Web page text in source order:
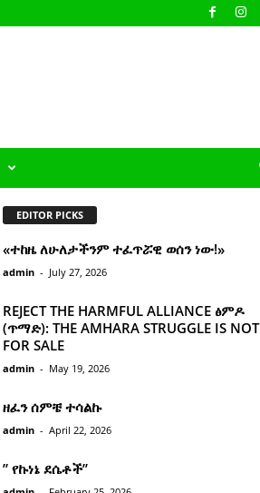
EDITOR PICKS
«ተከዜ ለሁለታችንም ተፈጥሯዊ ወሰን ነው!»
admin - July 27, 2026
REJECT THE HARMFUL ALLIANCE ፅምዶ
(ጥማድ): THE AMHARA STRUGGLE IS NOT
FOR SALE
admin - May 19, 2026
ዘፈን ሰምቼ ተሳልኩ
admin - April 22, 2026
” የኩነኔ ደሴቶች’’